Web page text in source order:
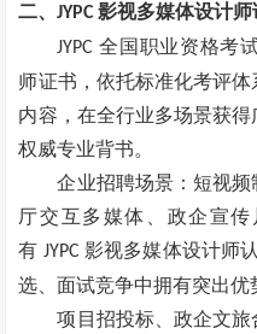
二、JYPC影视多媒体设计
JYPC全国职业资格考
师证书，依托标准化考评
内容，在全行业多场景获
权威专业背书。
企业招聘场景：短视
厅交互多媒体、政企宣
有 JYPC 影视多媒体设计师
选、面试竞争中拥有突出优
项目招投标、政企文旅